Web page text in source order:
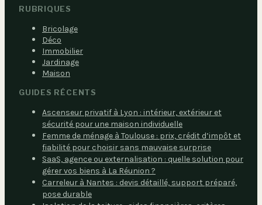
RUBRIQUES
Bricolage
Déco
Immobilier
Jardinage
Maison
GUIDES RÉCENTS
Ascenseur privatif à Lyon : intérieur, extérieur et
sécurité pour une maison individuelle
Femme de ménage à Toulouse : prix, crédit d’impôt et
fiabilité pour choisir sans mauvaise surprise
SaaS, agence ou externalisation : quelle solution pour
gérer vos biens à La Réunion ?
Carreleur à Nantes : devis détaillé, support préparé,
pose durable